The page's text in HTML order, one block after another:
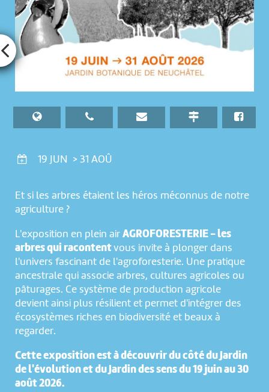
19 JUN > 31 AOÛ
Et si les arbres étaient les héros méconnus de notre
agriculture ?
L'exposition en plein air AGROFORESTERIE - les
arbres qui racontentvous invite à plonger dans
l'univers fascinant de l'agroforesterie. Une pratique
ancestrale qui associe arbres, cultures agricoles ou
pâturages. Ce système de production agricole
devient ainsi plus résilient et permet d'intégrer des
écosystèmes riches en biodiversité et beaux à
regarder.
Cette exposition est à découvrir du côté du Jardin
de l'évolution et du Jardin des sens du 19 juin au 30
août 2026.